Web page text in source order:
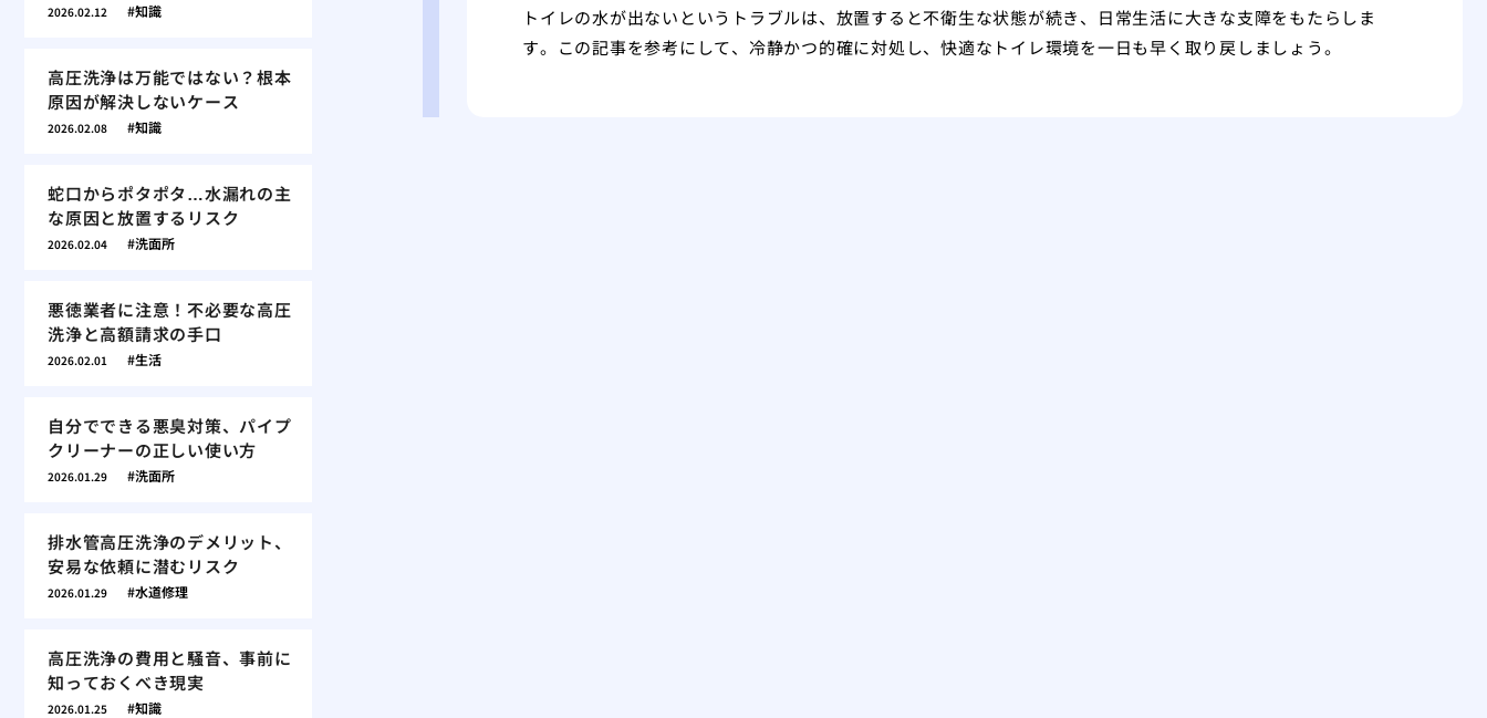
トイレの水が出ないというトラブルは、放置すると不衛生な状態が続き、日常生活に大きな支障をもたらしま
す。この記事を参考にして、冷静かつ的確に対処し、快適なトイレ環境を一日も早く取り戻しましょう。
2026.02.12 知識
高圧洗浄は万能ではない？根本
原因が解決しないケース
2026.02.08 知識
蛇口からポタポタ…水漏れの主
な原因と放置するリスク
2026.02.04 洗面所
悪徳業者に注意！不必要な高圧
洗浄と高額請求の手口
2026.02.01 生活
自分でできる悪臭対策、パイプ
クリーナーの正しい使い方
2026.01.29 洗面所
排水管高圧洗浄のデメリット、
安易な依頼に潜むリスク
2026.01.29 水道修理
高圧洗浄の費用と騒音、事前に
知っておくべき現実
2026.01.25 知識